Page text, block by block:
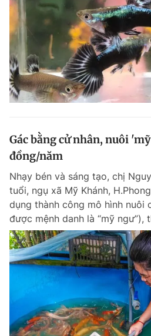
Gác bằng cử nhân, nuôi
đồng/năm
Nhạy bén và sáng tạo, chị
tuổi, ngụ xã Mỹ Khánh,
dụng thành công mô hình nuôi
được mệnh danh là “mỹ ngư”),